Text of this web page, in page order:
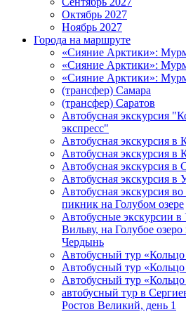
Октябрь 2027
Ноябрь 2027
Города на маршруте
«Сияние Арктики»:
«Сияние Арктики»:
«Сияние Арктики»:
(трансфер) Самара
(трансфер) Саратов
Автобусная экскурсия
экспресс"
Автобусная экскурсия в
Автобусная экскурсия в
Автобусная экскурсия
Автобусная экскурсия в
Автобусная экскурсия
пикник на Голубом озере
Автобусные экскурсии
Вильву, на Голубое
Чердынь
Автобусный тур
Автобусный тур
Автобусный тур
автобусный тур в
Ростов Великий, день 1